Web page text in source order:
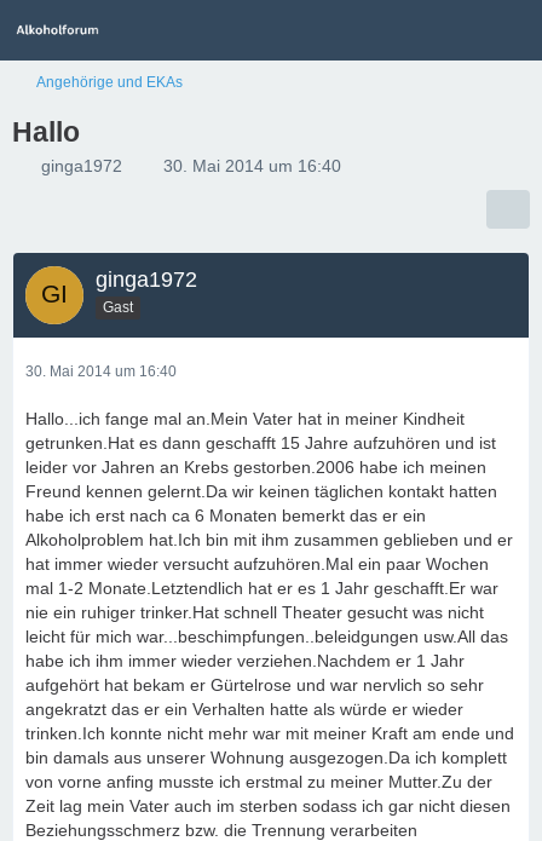
Angehörige und EKAs
Hallo
ginga1972 30. Mai 2014 um 16:40
ginga1972
Gast
30. Mai 2014 um 16:40
Hallo...ich fange mal an.Mein Vater hat in meiner Kindheit
getrunken.Hat es dann geschafft 15 Jahre aufzuhören und ist
leider vor Jahren an Krebs gestorben.2006 habe ich meinen
Freund kennen gelernt.Da wir keinen täglichen kontakt hatten
habe ich erst nach ca 6 Monaten bemerkt das er ein
Alkoholproblem hat.Ich bin mit ihm zusammen geblieben und er
hat immer wieder versucht aufzuhören.Mal ein paar Wochen
mal 1-2 Monate.Letztendlich hat er es 1 Jahr geschafft.Er war
nie ein ruhiger trinker.Hat schnell Theater gesucht was nicht
leicht für mich war...beschimpfungen..beleidgungen usw.All das
habe ich ihm immer wieder verziehen.Nachdem er 1 Jahr
aufgehört hat bekam er Gürtelrose und war nervlich so sehr
angekratzt das er ein Verhalten hatte als würde er wieder
trinken.Ich konnte nicht mehr war mit meiner Kraft am ende und
bin damals aus unserer Wohnung ausgezogen.Da ich komplett
von vorne anfing musste ich erstmal zu meiner Mutter.Zu der
Zeit lag mein Vater auch im sterben sodass ich gar nicht diesen
Beziehungsschmerz bzw. die Trennung verarbeiten